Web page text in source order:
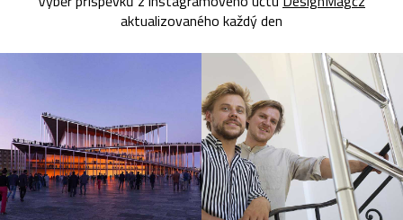
aktualizovaného každý den